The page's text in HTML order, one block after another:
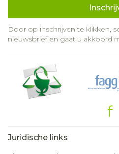
Door op inschrijven te klikken,
nieuwsbrief en gaat u akkoord
Juridische links